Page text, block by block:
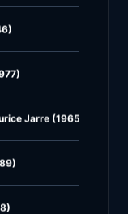
Jarre (1965)